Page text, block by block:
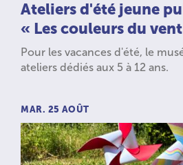
Ateliers d'été jeune
« Les couleurs du
Pour les vacances d'été, le
ateliers dédiés aux 5 à 12 ans.
MAR. 25 AOÛT